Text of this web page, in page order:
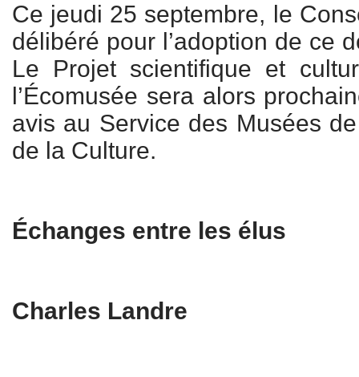
Ce jeudi 25 septembre, le
délibéré pour l’adoption de ce
Le Projet scientifique et
l’Écomusée sera alors
avis au Service des Musées
de la Culture.
Échanges entre les élus
Charles Landre